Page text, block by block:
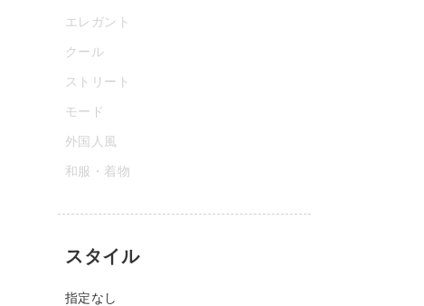
エレガント
クール
ストリート
モード
外国人風
和服・着物
スタイル
指定なし